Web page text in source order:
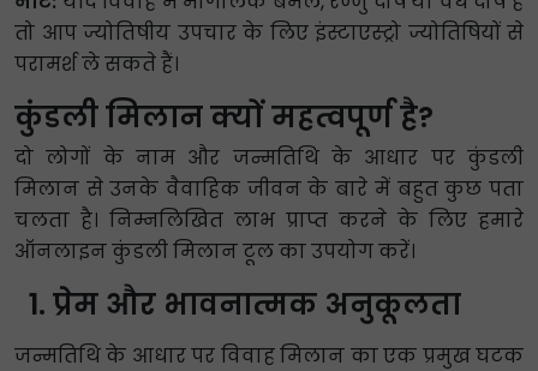
तो आप ज्योतिषीय उपचार के लिए इंस्टाएस्ट्रो ज्योतिषियों से
परामर्श ले सकते हैं।
कुंडली मिलान क्यों महत्वपूर्ण है?
दो लोगों के नाम और जन्मतिथि के आधार पर कुंडली
मिलान से उनके वैवाहिक जीवन के बारे में बहुत कुछ पता
चलता है। निम्नलिखित लाभ प्राप्त करने के लिए हमारे
ऑनलाइन कुंडली मिलान टूल का उपयोग करें।
प्रेम और भावनात्मक अनुकूलता
जन्मतिथि के आधार पर विवाह मिलान का एक प्रमुख घटक